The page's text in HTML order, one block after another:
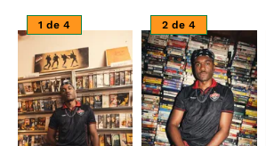
1 de 4 2 de 4